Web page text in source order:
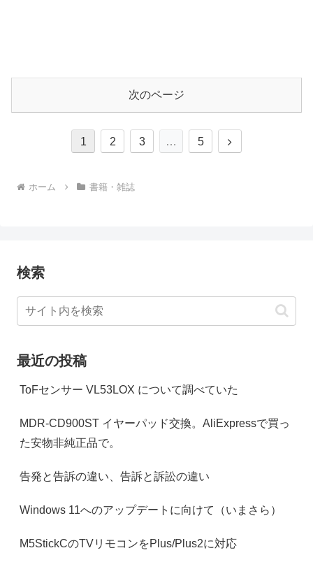
次のページ
1 2 3 … 5
次
ホーム 書籍・雑誌
検索
最近の投稿
ToFセンサー VL53LOX について調べていた
MDR-CD900ST イヤーパッド交換。AliExpressで買っ
た安物非純正品で。
告発と告訴の違い、告訴と訴訟の違い
Windows 11へのアップデートに向けて（いまさら）
M5StickCのTVリモコンをPlus/Plus2に対応